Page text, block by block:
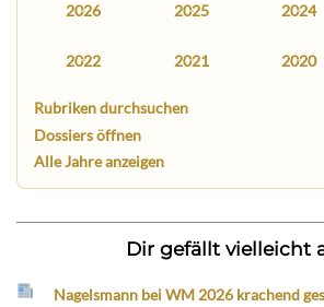
2026 2025 2024
2022 2021 2020
Rubriken durchsuchen
Dossiers öffnen
Alle Jahre anzeigen
Dir gefällt vielleicht
Nagelsmann bei WM 2026 krachend